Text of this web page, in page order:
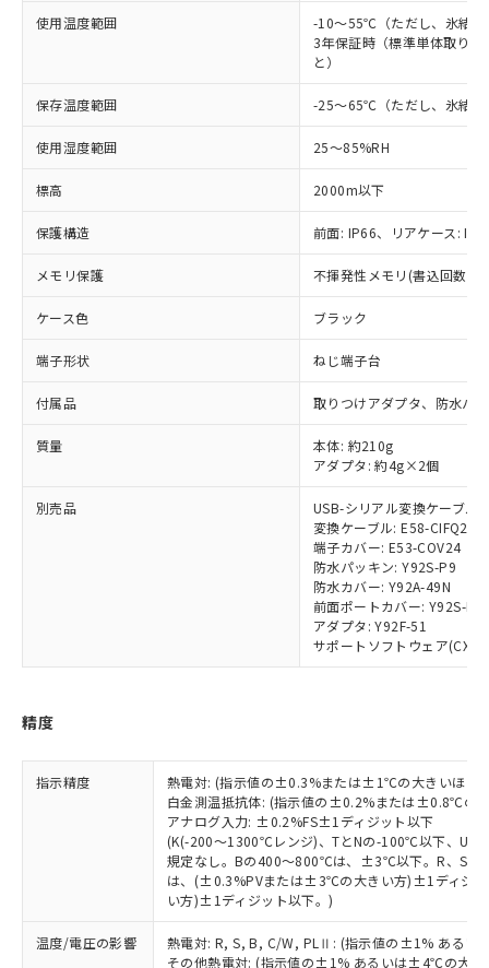
使用温度範囲
-10～55℃（ただし、氷結、
3年保証時（標準単体取り
と）
保存温度範囲 -25～65℃（ただし、氷結、
使用湿度範囲 25～85%RH
標高 2000m以下
保護構造 前面: IP66、リアケース:
メモリ保護 不揮発性メモリ(書込回数:
ケース色 ブラック
端子形状 ねじ端子台
付属品 取りつけアダプタ、防水パ
質量
本体: 約210g
アダプタ: 約4g×2個
別売品
USB-シリアル変換ケーブル:
変換ケーブル: E58-CIFQ2-E
端子カバー: E53-COV24
防水パッキン: Y92S-P9
防水カバー: Y92A-49N
前面ポートカバー: Y92S-P7
アダプタ: Y92F-51
サポートソフトウェア(CX-
精度
指示精度
熱電対: (指示値の±0.3%または±1℃の大きいほう
白金測温抵抗体: (指示値の±0.2%または±0.8℃の
アナログ入力: ±0.2%FS±1ディジット以下
(K(-200～1300℃レンジ)、TとNの-100℃以下、U
規定なし。Bの400～800℃は、±3℃以下。R、S
は、(±0.3%PVまたは±3℃の大きい方)±1ディジ
い方)±1ディジット以下。)
温度/電圧の影響
熱電対: R, S, B, C/W, PLⅡ: (指示値の±1% ある
その他熱電対: (指示値の±1% あるいは±4℃の大き
当社制御機器事業取扱商品の中には、
本サービスの対象外となる商品もある
ことをご了承ください。
在庫状況および標準価格照会結果は、
記載している更新日時点での社内デー
タに基づき作成されるものであり、閲
覧された時点での実際の在庫および標
準価格とは異なる場合があることをご
正式な納期状況および標準価格はお客
様のお取引先、またはお客様担当のオ
ムロン制御機器販売店・当社販売員に
オムロン制御機器販売店や当社販売拠
」をご確認
在庫状況および標準価格結果を当社の
事前の承諾なく第三者に漏洩または開
示しないようお願いします。
マイパーツ機能（部品リスト作成サー
ビス）をご利用いただくには、I-Web
メンバーズにご登録されている必要が
お客様が当ウェブサイト上で当社にご
登録された部品リストについて、当社
および当社の共同利用者が、当社の製
品・サービスに関するお客様との取
引・商談に必要な範囲で利用すること
害物質有無と関係のない商品です。
仕入先様の事情により、非含有部品として
いたものが、含有品と判明した場合などや
*EU RoHS指令（10物質）：
鉛(Pb) 1000ppm以下、 水銀(Hg) 1000ppm以下、 カド
六価クロム(Cr(Ⅵ)) 1000ppm以下、ポリ臭化ビフェニル
ル) (DEHP)(別名：DOP) 1000ppm以下、フタル酸ブチ
ルベンジル（BBP） 1000ppm以下、フタル酸ジブチル
（DBP） 1000ppm以下、フタル酸ジイソブチル
(DIBP) 1000ppm以下
但し、RoHS指令で産業用監視および制御機器に対する
適用除外項目は除く。
フタル酸エステル類の４物質については閾値を超える意
図的な使用がないことを確認しています。
部品在庫の切り替え状況などにより、予定
月が前後することがあります。
※3 非含有証明書ダウンロード
下記の非含有証明書をダウンロードするこ
るもので、過去に遡って非含有を証明する
ものではありません。
また、RoHS指令のフタル酸エステル類４
物質の対応では、対応完了までの期間は出
荷製品に未対応品が混在することから備考
欄に対応日を記載しておりました。
既に当社にて対応品への在庫切替を完了
していることから、特段のことがない限
り、2022年1月12日より割愛しておりま
基準値以下であることを示します。
「×」：最大均質材料含有率が中国RoHSの
基準値を超えていることを示します。
「－」：未確認です。当社販売部門へお問
い合わせください。
*中国RoHS10物質の基準値 (GB/T26572)：
Pb(鉛) :1000ppm、 Hg(水銀) : 1000ppm、 Cd(カドミウ
Cr(Ⅵ)(六価クロム) : 1000ppm、 PBBs(ポリ臭化ビフェ
ニル類) : 1000ppm、 PBDEs(ポリ臭化ジフェニルエーテ
ル類) : 1000ppm、
DBP(フタル酸ジブチル) : 1000ppm、 DIBP(フタル酸ジ
イソブチル) : 1000ppm、 BBP(フタル酸ブチルベンジ
※2 環境保護使用期限
「ｅ」：有害物質（10物質）のすべてが基
準値以下であることを示します。
「10」：通常の使用状況下において有害物
質が外部に漏えいし、環境に深刻な影響を
「－」：未確認です。当社販売部門へお問
当社は、これら貴社製品のうち、外国
為替および外国貿易法に定める商品
（以下｢規制貨物等」という）を輸出
または国外への提供する場合は、日本
国政府の輸出許可(または役務取引許
可)を取得するなどの必要な手続きを
当社は規制貨物を破棄する場合は、完
全に破砕するなど、違法に輸出されな
いよう必要な手段を講じます。
当社は貴社製品を、核兵器、ミサイ
ル、化学兵器、生物兵器またはその他
武器並びにこれらの製造装置等に一切
当社は、貴社製品を第三者に販売する
場合は、上記1、2および3の内容を当
該第三者に通知します。また当社は、
販売先および販売に係わる関係者が違
法に輸出するおそれがある場合は、取
キャンセル
記
一定数以上の在庫あり
一定数には満たないが在庫あり
在庫なし(最新の在庫状況につ
いては、お客様のお取引先、ま
たはお客様担当のオムロン制御
機器販売店・当社販売員にご確
受注生産機種、また在庫状況の